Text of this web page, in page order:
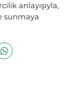
anlayışıyla,
sunmaya